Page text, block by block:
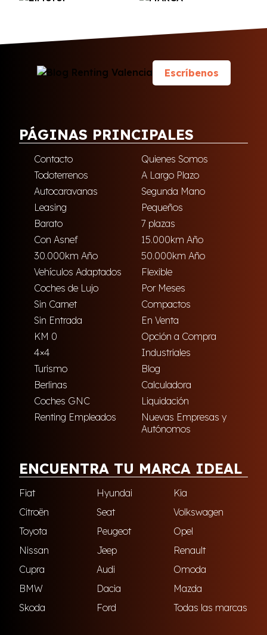
Escríbenos
PÁGINAS PRINCIPALES
Contacto
Quienes Somos
Todoterrenos
A Largo Plazo
Autocaravanas
Segunda Mano
Leasing
Pequeños
Barato
7 plazas
Con Asnef
15.000km Año
30.000km Año
50.000km Año
Vehículos Adaptados
Flexible
Coches de Lujo
Por Meses
Sin Carnet
Compactos
Sin Entrada
En Venta
KM 0
Opción a Compra
4×4
Industriales
Turismo
Blog
Berlinas
Calculadora
Coches GNC
Liquidación
Renting Empleados
Nuevas Empresas y
Autónomos
ENCUENTRA TU MARCA IDEAL
Fiat Hyundai
Kia
Citroën
Seat
Volkswagen
Toyota
Peugeot
Opel
Nissan
Jeep
Renault
Cupra
Audi
Omoda
BMW
Dacia
Mazda
Skoda
Ford Todas las marcas